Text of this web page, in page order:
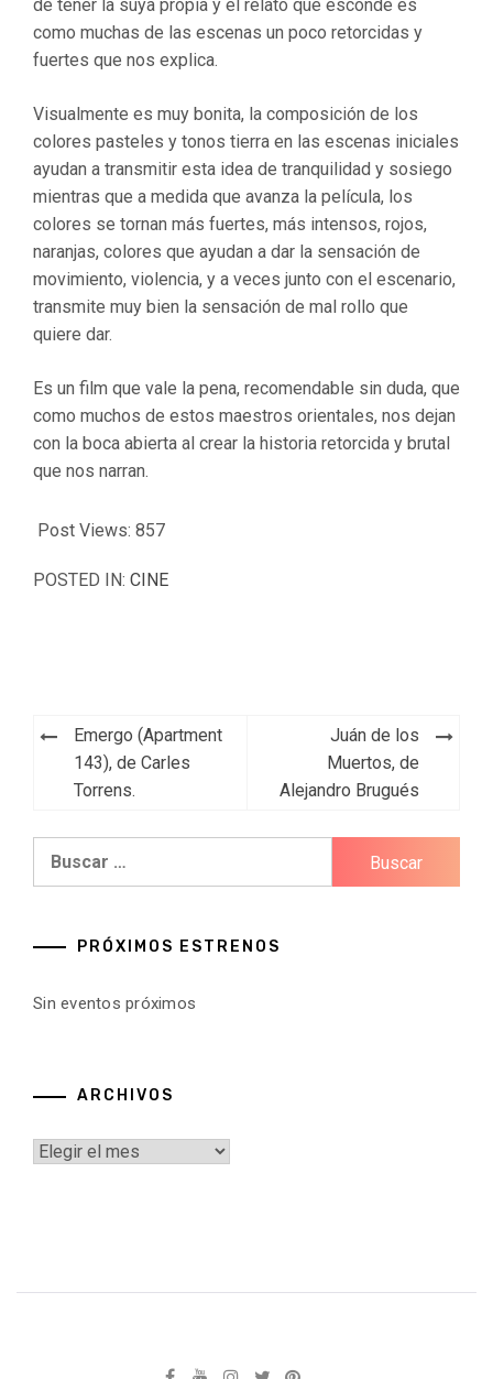
de tener la suya propia y el relato que esconde es
como muchas de las escenas un poco retorcidas y
fuertes que nos explica.
Visualmente es muy bonita, la composición de los
colores pasteles y tonos tierra en las escenas iniciales
ayudan a transmitir esta idea de tranquilidad y sosiego
mientras que a medida que avanza la película, los
colores se tornan más fuertes, más intensos, rojos,
naranjas, colores que ayudan a dar la sensación de
movimiento, violencia, y a veces junto con el escenario,
transmite muy bien la sensación de mal rollo que
quiere dar.
Es un film que vale la pena, recomendable sin duda, que
como muchos de estos maestros orientales, nos dejan
con la boca abierta al crear la historia retorcida y brutal
que nos narran.
Post Views: 857
POSTED IN: CINE
Navegación
entradas
Emergo (Apartment
143), de Carles
Torrens.
Juán de los
Muertos, de
Alejandro Brugués
PRÓXIMOS ESTRENOS
Sin eventos próximos
ARCHIVOS
Archivos